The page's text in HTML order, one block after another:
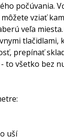
počúvania.
vziať
veľa miesta.
tlačidlami,
prepínať
to všetko bez
uší